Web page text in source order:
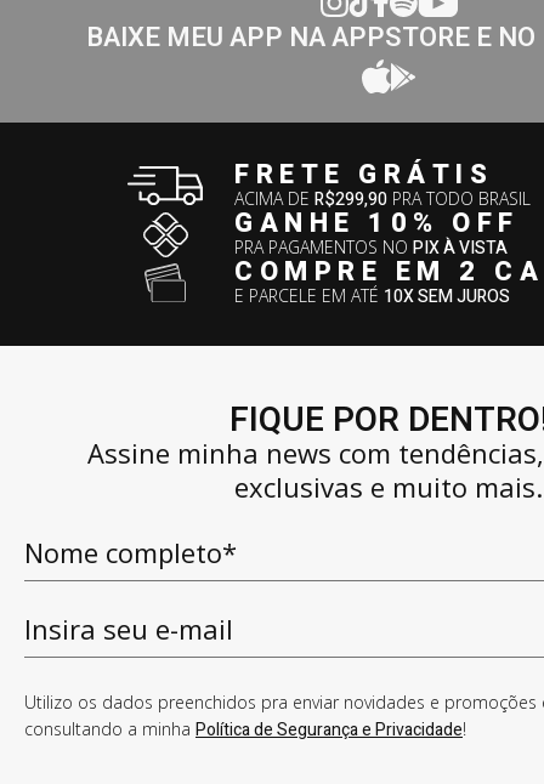
BAIXE MEU APP NA APPSTORE E
FRETE GRÁTIS
ACIMA DER$299,90 PRA TODO BRASIL
GANHE 10% OFF
PRA PAGAMENTOS NOPIX À VISTA
COMPRE EM 2
E PARCELE EM ATÉ 10X SEM JUROS
FIQUE POR
Assine minha news com
exclusivas e muito mais.
Utilizo os dados preenchidos pra enviar novidades e promoções
consultando a minha Política de Segurança e Privacidade!